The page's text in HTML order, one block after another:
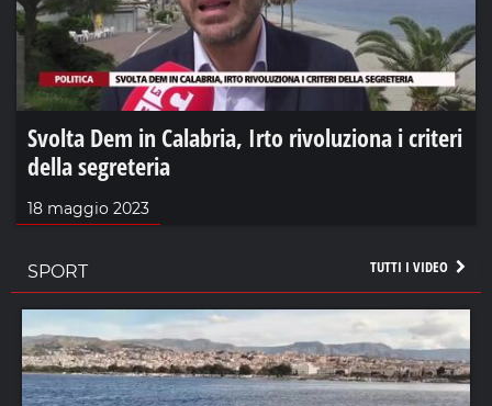
Svolta Dem in Calabria, Irto rivoluziona i criteri
della segreteria
18 maggio 2023
TUTTI I VIDEO
SPORT